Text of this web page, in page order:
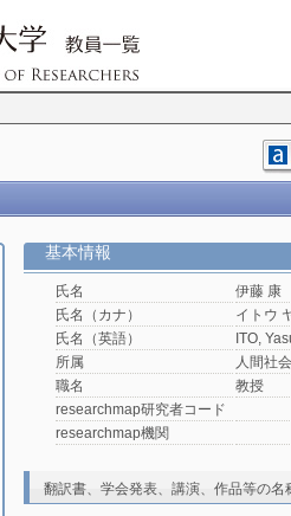
基本情報
氏名
伊藤 康
氏名（カナ）
イトウ
氏名（英語）
ITO,
所属
人間社
職名
教授
researchmap研究者コード
researchmap機関
翻訳書、学会発表、講演、作品等の名